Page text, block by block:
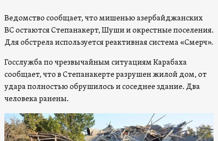
Ведомство сообщает, что мишенью азербайджанских
ВС остаются Степанакерт, Шуши и окрестные поселения.
Для обстрела используется реактивная система «Смерч».
Госслужба по чрезвычайным ситуациям Карабаха
сообщает, что в Степанакерте разрушен жилой дом, от
удара полностью обрушилось и соседнее здание. Два
человека ранены.